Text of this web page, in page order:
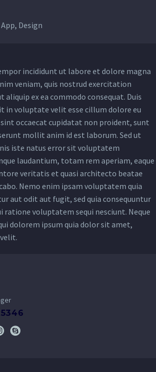
Design
incididunt ut labore et dolore magna
veniam, quis nostrud exercitation
ex ea commodo consequat. Duis
in voluptate velit esse cillum dolore eu
occaecat cupidatat non proident, sunt
mollit anim id est laborum. Sed ut
iste natus error sit voluptatem
laudantium, totam rem aperiam, eaque
veritatis et quasi architecto beatae
Nemo enim ipsam voluptatem quia
aut odit aut fugit, sed quia consequuntur
ratione voluptatem sequi nesciunt. Neque
dolorem ipsum quia dolor sit amet,